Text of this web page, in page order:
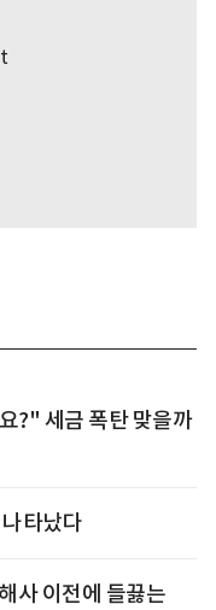
?" 세금 폭탄 맞을까
타났다
사 이전에 들끓는